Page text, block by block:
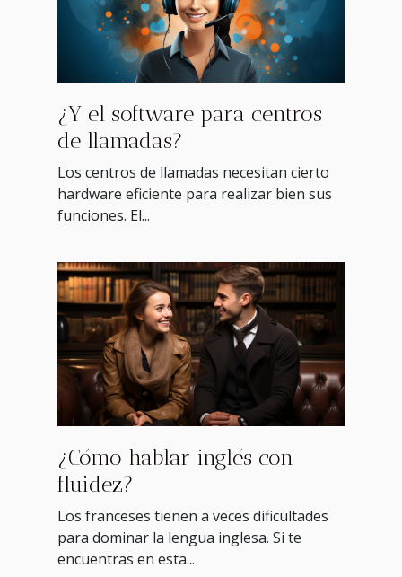
¿Y el software para centros
de llamadas?
Los centros de llamadas necesitan cierto
hardware eficiente para realizar bien sus
funciones. El...
¿Cómo hablar inglés con
fluidez?
Los franceses tienen a veces dificultades
para dominar la lengua inglesa. Si te
encuentras en esta...